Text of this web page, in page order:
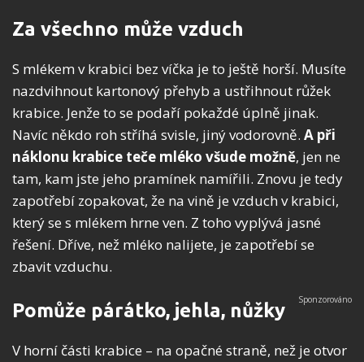
Za všechno může vzduch
S mlékem v krabici bez víčka je to ještě horší. Musíte
nazdvihnout kartonový přehyb a ustřihnout růžek
krabice. Jenže to se podaří pokaždé úplně jinak.
Navíc někdo roh stříhá svisle, jiný vodorovně. A při
náklonu krabice teče mléko všude možně, jen ne
tam, kam jste jeho pramínek namířili. Znovu je tedy
zapotřebí zopakovat, že na vině je vzduch v krabici,
který se s mlékem hrne ven. Z toho vyplývá jasné
řešení. Dříve, než mléko nalijete, je zapotřebí se
zbavit vzduchu.
Pomůže párátko, jehla, nůžky
V horní části krabice – na opačné straně, než je otvor